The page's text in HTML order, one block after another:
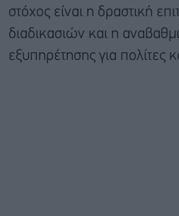
στόχος είναι η δραστική
διαδικασιών και η
εξυπηρέτησης για πολίτες